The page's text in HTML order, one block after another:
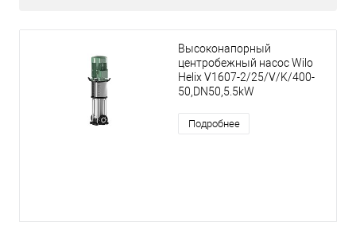
Высоконапорный
центробежный насос Wilo
Helix V1607-2/25/V/K/400-
50,DN50,5.5kW
Подробнее